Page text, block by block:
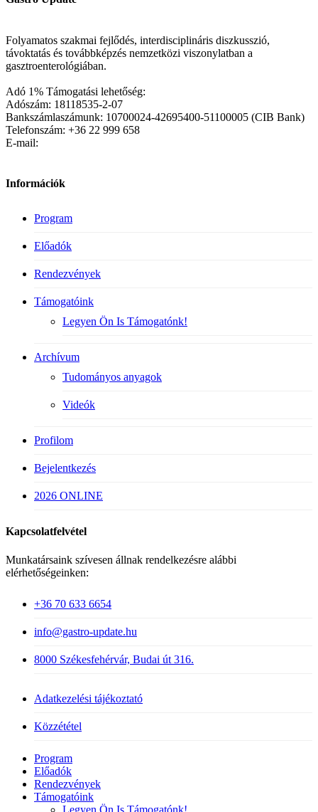
Folyamatos szakmai fejlődés, interdisciplináris diszkusszió,
távoktatás és továbbképzés nemzetközi viszonylatban a
gasztroenterológiában.
Adó 1% Támogatási lehetőség:
Adószám: 18118535-2-07
Bankszámlaszámunk: 10700024-42695400-51100005 (CIB Bank)
Telefonszám: +36 22 999 658
E-mail:
Információk
Program
Előadók
Rendezvények
Támogatóink
Legyen Ön Is Támogatónk!
Archívum
Tudományos anyagok
Videók
Profilom
Bejelentkezés
2026 ONLINE
Kapcsolatfelvétel
Munkatársaink szívesen állnak rendelkezésre alábbi
elérhetőségeinken:
+36 70 633 6654
info@gastro-update.hu
8000 Székesfehérvár, Budai út 316.
Adatkezelési tájékoztató
Közzététel
Close
Menu
Program
Előadók
Rendezvények
Támogatóink
Legyen Ön Is Támogatónk!